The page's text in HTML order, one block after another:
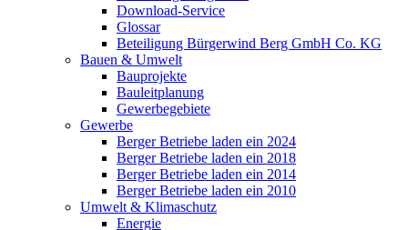
Download-Service
Glossar
Beteiligung Bürgerwind Berg GmbH Co. KG
Bauen & Umwelt
Bauprojekte
Bauleitplanung
Gewerbegebiete
Gewerbe
Berger Betriebe laden ein 2024
Berger Betriebe laden ein 2018
Berger Betriebe laden ein 2014
Berger Betriebe laden ein 2010
Umwelt & Klimaschutz
Energie